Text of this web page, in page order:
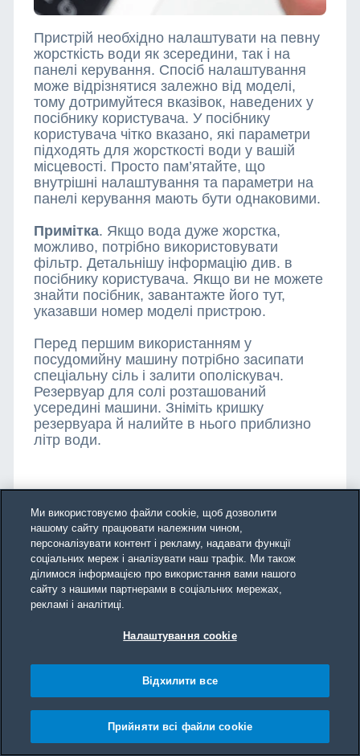
Пристрій необхідно налаштувати на певну
жорсткість води як зсередини, так і на
панелі керування. Спосіб налаштування
може відрізнятися залежно від моделі,
тому дотримуйтеся вказівок, наведених у
посібнику користувача. У посібнику
користувача чітко вказано, які параметри
підходять для жорсткості води у вашій
місцевості. Просто пам’ятайте, що
внутрішні налаштування та параметри на
панелі керування мають бути однаковими.
Примітка. Якщо вода дуже жорстка,
можливо, потрібно використовувати
фільтр. Детальнішу інформацію див. в
посібнику користувача. Якщо ви не можете
знайти посібник, завантажте його тут,
указавши номер моделі пристрою.
Перед першим використанням у
посудомийну машину потрібно засипати
спеціальну сіль і залити ополіскувач.
Резервуар для солі розташований
усередині машини. Зніміть кришку
резервуара й налийте в нього приблизно
літр води.
Ми використовуємо файли cookie, щоб дозволити
нашому сайту працювати належним чином,
персоналізувати контент і рекламу, надавати функції
соціальних мереж і аналізувати наш трафік. Ми також
ділимося інформацією про використання вами нашого
сайту з нашими партнерами в соціальних мережах,
рекламі і аналітиці.
Налаштування cookie
Відхилити все
Прийняти всі файли сookie